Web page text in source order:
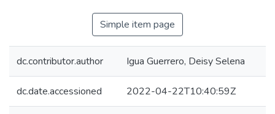
Simple item page
dc.contributor.author Igua Guerrero, Deisy Selena
dc.date.accessioned 2022-04-22T10:40:59Z